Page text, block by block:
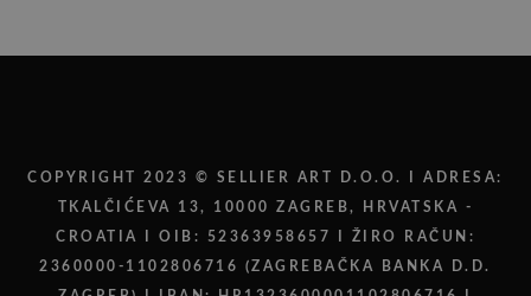
COPYRIGHT 2023 © SELLIER ART D.O.O. I ADRESA:
TKALČIĆEVA 13, 10000 ZAGREB, HRVATSKA -
CROATIA I OIB: 52363958657 I ŽIRO RAČUN:
2360000-1102806716 (ZAGREBAČKA BANKA D.D.